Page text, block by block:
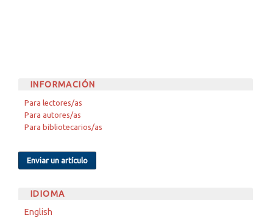
INFORMACIÓN
Para lectores/as
Para autores/as
Para bibliotecarios/as
Enviar un artículo
IDIOMA
English